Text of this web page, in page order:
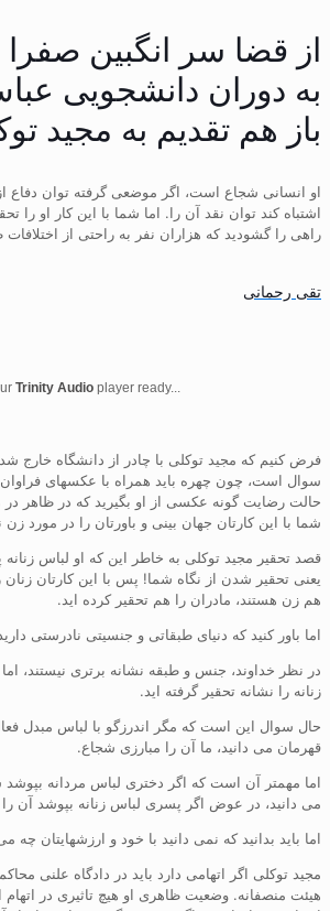
از قضا سر انگبین صفرا
به دوران دانشجویی
باز هم تقدیم به مجید
او انسانی شجاع است، اگر موضعی گرفته توان دفاع از
اشتباه کند توان نقد آن را. اما شما با این کار او را
راهی را گشودید که هزاران نفر به راحتی از
تقی رحمانی
Trinity Audio player ready...
فرض کنیم که مجید توکلی با چادر از دانشگاه خارج
سوال است، چون چهره باید همراه با عکسهای فراوان
حالت رضایت گونه عکسی از او بگیرید که در ظاهر
شما با این کارتان جهان بینی و باورتان را در مورد زن
قصد تحقیر مجید توکلی به خاطر این که او لباس
یعنی تحقیر شدن از نگاه شما! پس با این کارتان زنان
هم زن هستند، مادران را هم تحقیر کرده اید.
اما باور کنید که دنیای طبقاتی و جنسیتی نادرستی
در نظر خداوند، جنس و طبقه نشانه برتری نیستند،
زنانه را نشانه تحقیر گرفته اید.
حال سوال این است که مگر اندرزگو با لباس مبدل
قهرمان می دانید، ما آن را مبارزی شجاع.
اما مهمتر آن است که اگر دختری لباس مردانه بپوشد
می دانید، در عوض اگر پسری لباس زنانه بپوشد آن
اما باید بدانید که نمی دانید با خود و ارزشهایتان چه
مجید توکلی اگر اتهامی دارد باید در دادگاه علنی
هیئت منصفانه. وضعیت ظاهری او هیچ تاثیری در